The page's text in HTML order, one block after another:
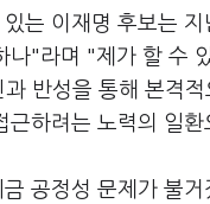
는 이재명 후보는
"라며 "제가 할 수
반성을 통해 본격
하려는 노력의 일환
공정성 문제가 불